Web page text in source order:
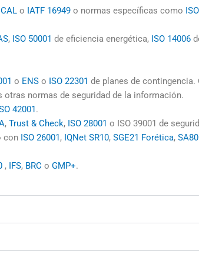
o IATF 16949 o normas específicas como
, ISO 50001 de eficiencia energética, ISO 14006
o ENS o ISO 22301 de planes de
normas de seguridad de la información.
42001.
, Trust & Check, ISO 28001 o ISO 39001 de
con ISO 26001, IQNet SR10, SGE21 Forética,
, IFS, BRC o GMP+.